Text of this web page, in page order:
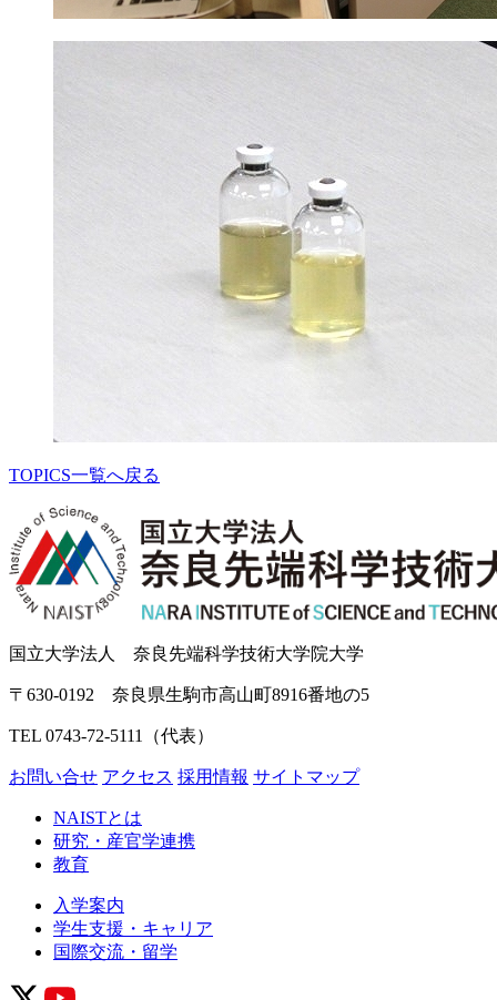
TOPICS一覧へ戻る
国立大学法人 奈良先端科学技術大学院大学
〒630-0192 奈良県生駒市高山町8916番地の5
TEL 0743-72-5111（代表）
お問い合せ アクセス 採用情報 サイトマップ
NAISTとは
研究・産官学連携
教育
入学案内
学生支援・キャリア
国際交流・留学